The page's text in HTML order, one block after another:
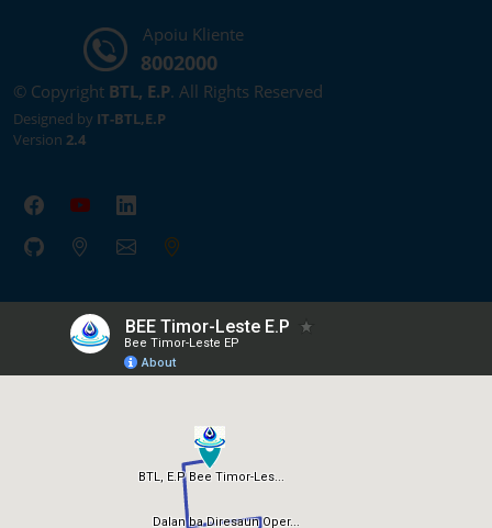
Apoiu Kliente
8002000
© Copyright BTL, E.P. All Rights Reserved
Designed by IT-BTL,E.P
Version 2.4